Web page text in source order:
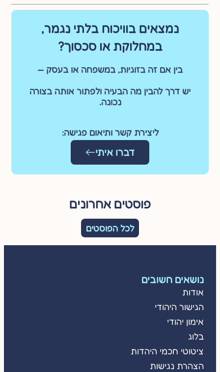
נמצאים בוויכוח בלתי נגמר,
במחלוקת או סכסוך?
בין אם זה בזוגיות, במשפחה או בעסק —
יש דרך להבין מה הבעיה ולפתור אותה בצורה
נכונה.
ליצירת קשר ותיאום פגישה:
דברו איתי
פוסטים אחרונים
לכל הפוסטים
נושאים חשובים
אודות
הגישור היהודי
אימון יהודי
בלוג
ציטוטי חכמי היהדות
הצהרת נגישות